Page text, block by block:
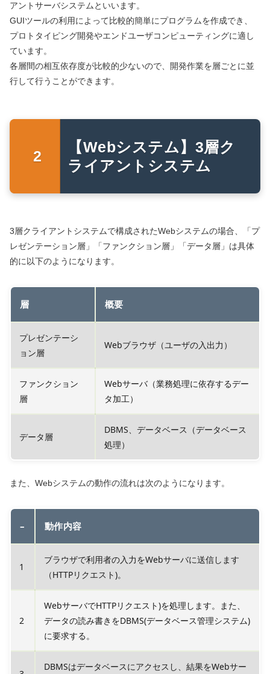
アントサーバシステムといいます。
GUIツールの利用によって比較的簡単にプログラムを作成でき、
プロトタイピング開発やエンドユーザコンピューティングに適し
ています。
各層間の相互依存度が比較的少ないので、開発作業を層ごとに並
行して行うことができます。
【Webシステム】3層ク
ライアントシステム
3層クライアントシステムで構成されたWebシステムの場合、「プ
レゼンテーション層」「ファンクション層」「データ層」は具体
的に以下のようになります。
層 概要
プレゼンテーシ
ョン層
Webブラウザ（ユーザの入出力）
ファンクション
層
Webサーバ（業務処理に依存するデー
タ加工）
データ層
DBMS、データベース（データベース
処理）
また、Webシステムの動作の流れは次のようになります。
– 動作内容
1
ブラウザで利用者の入力をWebサーバに送信します
（HTTPリクエスト)。
2
WebサーバでHTTPリクエスト)を処理します。また、
データの読み書きをDBMS(データベース管理システム)
に要求する。
DBMSはデータベースにアクセスし、結果をWebサー